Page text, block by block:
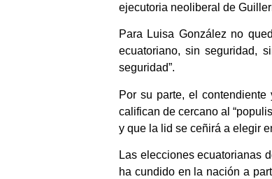
ejecutoria neoliberal de
Para Luisa González no
ecuatoriano, sin seguridad,
seguridad”.
Por su parte, el
califican de cercano al
y que la lid se ceñirá a elegir
Las elecciones ecuatorianas
ha cundido en la nación a